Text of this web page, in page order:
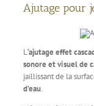
Ajutage pour
L‘ajutage effet
sonore et visuel de
jaillissant de la
d’eau.